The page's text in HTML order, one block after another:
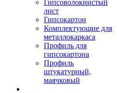
Гипсоволокнистый
лист
Гипсокартон
Комплектующие для
металлокаркаса
Профиль для
гипсокартона
Профиль
штукатурный,
маячковый